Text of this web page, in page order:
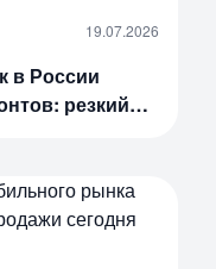
19.07.2026
в России
резкий